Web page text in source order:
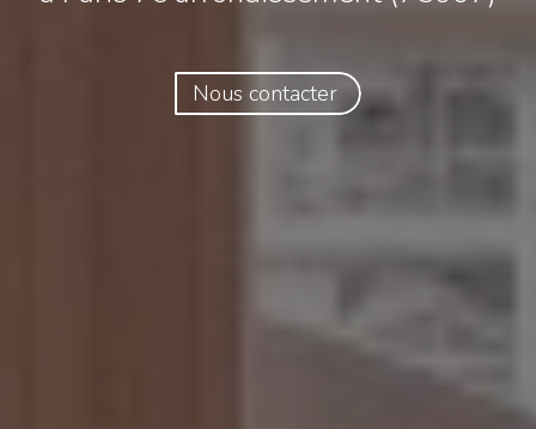
Nous contacter